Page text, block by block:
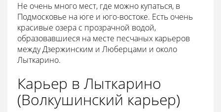
Не очень много мест, где можно купаться, в
Подмосковье на юге и юго-востоке. Есть очень
красивые озера с прозрачной водой,
образовавшиеся на месте песчаных карьеров
между Дзержинским и Люберцами и около
Лыткарино.
Карьер в Лыткарино
(Волкушинский карьер)